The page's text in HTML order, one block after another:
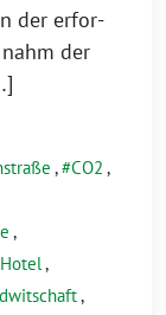
der erfor­
der
, CO2 ,
,
Hotel ,
,